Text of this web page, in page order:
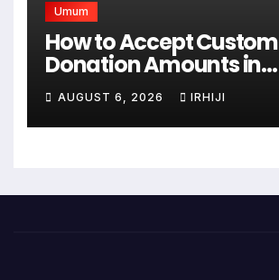
Umum
How to Accept Custom
Donation Amounts in
WordPress with Stripe
AUGUST 6, 2026 IRHIJI